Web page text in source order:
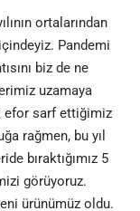
ortalarından
Pandemi
biz de ne
uzamaya
efor sarf ettiğimiz
rağmen, bu yıl
bıraktığımız 5
görüyoruz.
ürünümüz oldu.